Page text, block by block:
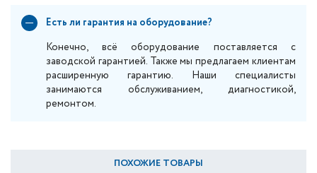
Есть ли гарантия на оборудование?
Конечно, всё оборудование поставляется с
заводской гарантией. Также мы предлагаем клиентам
расширенную гарантию. Наши специалисты
занимаются обслуживанием, диагностикой,
ремонтом.
ПОХОЖИЕ ТОВАРЫ